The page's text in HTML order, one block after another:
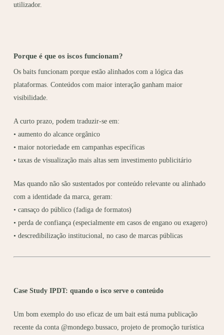
utilizador.
Porque é que os iscos funcionam?
Os baits funcionam porque estão alinhados com a lógica das
plataformas. Conteúdos com maior interação ganham maior
visibilidade.
A curto prazo, podem traduzir-se em:
• aumento do alcance orgânico
• maior notoriedade em campanhas específicas
• taxas de visualização mais altas sem investimento publicitário
Mas quando não são sustentados por conteúdo relevante ou alinhado
com a identidade da marca, geram:
• cansaço do público (fadiga de formatos)
• perda de confiança (especialmente em casos de engano ou exagero)
• descredibilização institucional, no caso de marcas públicas
Case Study IPDT: quando o isco serve o conteúdo
Um bom exemplo do uso eficaz de um bait está numa publicação
recente da conta @mondego.bussaco, projeto de promoção turística